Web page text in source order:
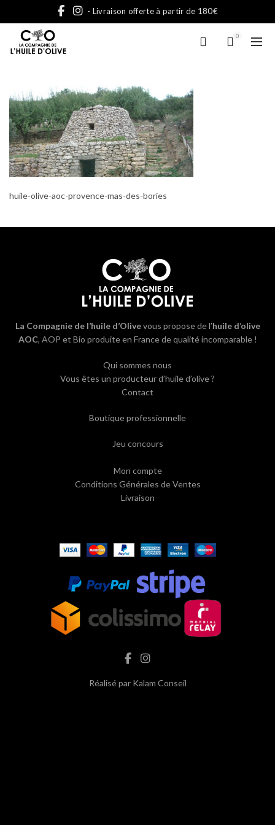
- Livraison offerte à partir de 180€
0
huile-olive-aoc-provence-mas-des-bories
La Compagnie de l’huile d’Olivevous propose de l’huile d’olive
AOC, AOP et Bio produite en France de qualité incomparable !
Qui sommes nous
Vous êtes un producteur d’huile d’olive ?
Contact
Boutique professionnelle
Jeu concours
Mon compte
Conditions Générales de Ventes
Livraison
Réalisé par Kalam Conseil